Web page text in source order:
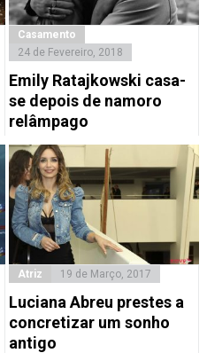
Casamento
24 de Fevereiro, 2018
Emily Ratajkowski casa-
se depois de namoro
relâmpago
Atriz 19 de Março, 2017
Luciana Abreu prestes a
concretizar um sonho
antigo